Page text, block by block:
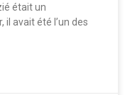
était un
il avait été l’un des